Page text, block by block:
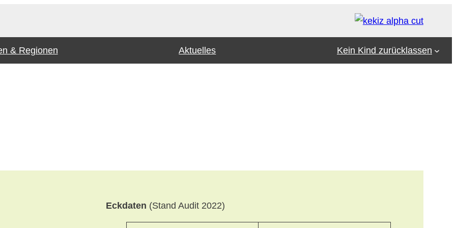
& Regionen Aktuelles Kein Kind zurücklassen
Eckdaten (Stand Audit 2022)